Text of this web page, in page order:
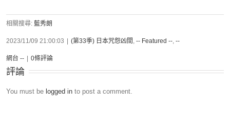
相關搜尋: 藍秀朗
2023/11/09 21:00:03 (第33季) 日本咒怨凶間 , -- Featured --, --
網台 -- 0條評論
評論
You must be logged in to post a comment.